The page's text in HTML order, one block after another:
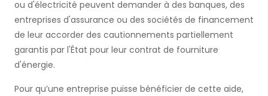
ou d'électricité peuvent demander à des banques, des
entreprises d'assurance ou des sociétés de financement
de leur accorder des cautionnements partiellement
garantis par l'État pour leur contrat de fourniture
d'énergie.
Pour qu’une entreprise puisse bénéficier de cette aide,